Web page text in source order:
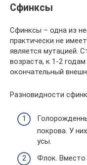
Сфинксы
Сфинксы – одна из
практически не
является мутацией.
возраста, к 1-2
окончательный
Разновидности
покрова. У
усы.
Флок. Вместо